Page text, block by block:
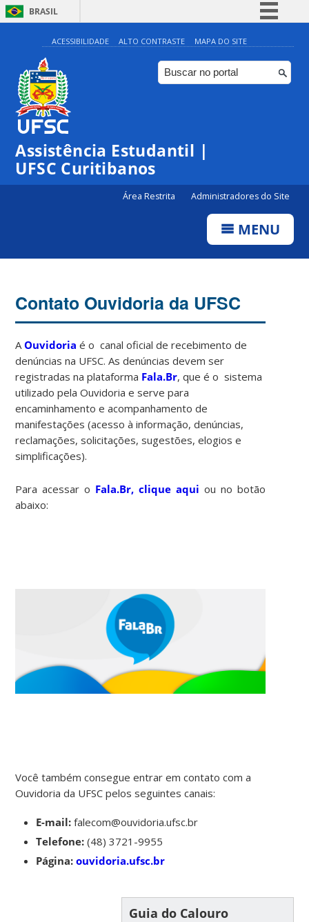
BRASIL
Simplifique!
Comunica BR
Participe
ACESSIBILIDADE ALTO CONTRASTE MAPA DO SITE
Assistência Estudantil |
UFSC Curitibanos
Área Restrita Administradores do Site
MENU
Contato Ouvidoria da UFSC
AOuvidoria é o canal oficial de recebimento de
denúncias na UFSC. As denúncias devem ser
registradas na plataforma Fala.Br, que é o sistema
utilizado pela Ouvidoria e serve para
encaminhamento e acompanhamento de
manifestações (acesso à informação, denúncias,
reclamações, solicitações, sugestões, elogios e
simplificações).
Para acessar o Fala.Br, clique aqui ou no botão
abaixo:
Você também consegue entrar em contato com a
Ouvidoria da UFSC pelos seguintes canais:
E-mail: falecom@ouvidoria.ufsc.br
Telefone: (48) 3721-9955
Página: ouvidoria.ufsc.br
Guia do Calouro